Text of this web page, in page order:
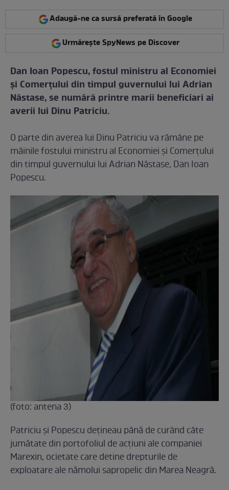
Adaugă-ne ca sursă preferată în Google
Urmărește SpyNews pe Discover
Dan Ioan Popescu, fostul ministru al Economiei
şi Comerţului din timpul guvernului lui Adrian
Năstase, se numără printre marii beneficiari ai
averii lui Dinu Patriciu.
O parte din averea lui Dinu Patriciu va rămâne pe
mâinile fostului ministru al Economiei şi Comerţului
din timpul guvernului lui Adrian Năstase, Dan Ioan
Popescu.
(foto: antena 3)
Patriciu şi Popescu deţineau până de curând câte
jumătate din portofoliul de acţiuni ale companiei
Marexin, ocietate care detine drepturile de
exploatare ale nămolui sapropelic din Marea Neagră.